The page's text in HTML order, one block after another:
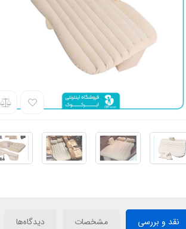
نقد و بررسی مشخصات دیدگاه‌ها